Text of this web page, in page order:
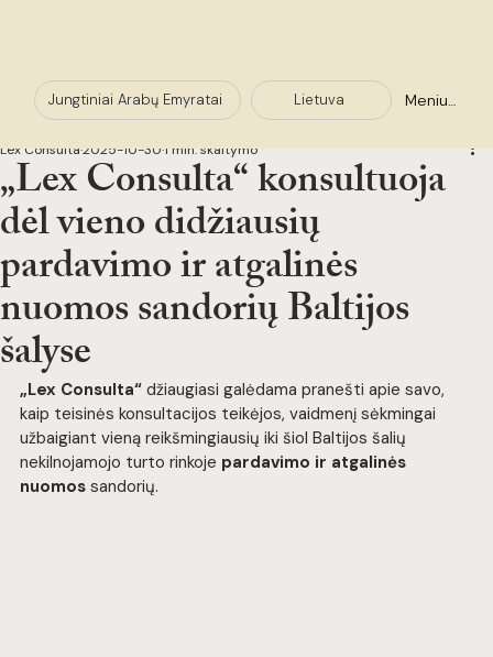
Jungtiniai Arabų Emyratai Lietuva Meniu +
„Lex Consulta“ konsultuoja
dėl vieno didžiausių
pardavimo ir atgalinės
nuomos sandorių Baltijos
šalyse
Lex Consulta2025-10-301 min. skaitymo
„Lex Consulta“ džiaugiasi galėdama pranešti apie savo,
kaip teisinės konsultacijos teikėjos, vaidmenį sėkmingai
užbaigiant vieną reikšmingiausių iki šiol Baltijos šalių
nekilnojamojo turto rinkoje pardavimo ir atgalinės
nuomos sandorių.